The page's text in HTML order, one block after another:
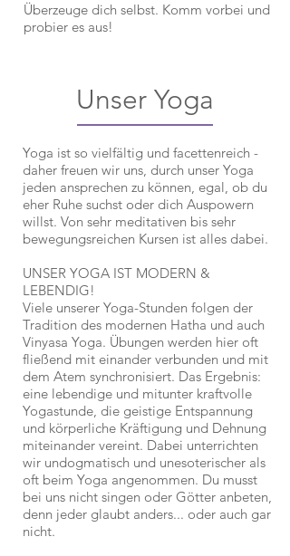
Überzeuge dich selbst. Komm vorbei und
probier es aus!
Unser Yoga
Yoga ist so vielfältig und facettenreich -
daher freuen wir uns, durch unser Yoga
jeden ansprechen zu können, egal, ob du
eher Ruhe suchst oder dich Auspowern
willst. Von sehr meditativen bis sehr
bewegungsreichen Kursen ist alles dabei.
UNSER YOGA IST MODERN &
LEBENDIG!
Viele unserer Yoga-Stunden folgen der
Tradition des modernen Hatha und auch
Vinyasa Yoga. Übungen werden hier oft
fließend mit einander verbunden und mit
dem Atem synchronisiert. Das Ergebnis:
eine lebendige und mitunter kraftvolle
Yogastunde, die geistige Entspannung
und körperliche Kräftigung und Dehnung
miteinander vereint. Dabei unterrichten
wir undogmatisch und unesoterischer als
oft beim Yoga angenommen. Du musst
bei uns nicht singen oder Götter anbeten,
denn jeder glaubt anders... oder auch gar
nicht.